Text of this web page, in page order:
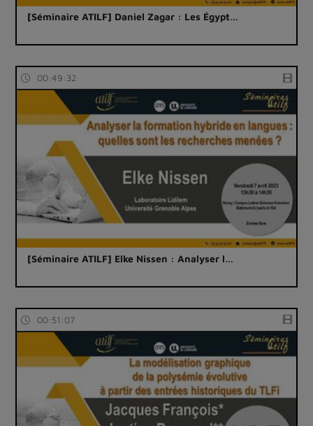
[Séminaire ATILF] Daniel Zagar : Les Égypt…
00:49:32
[Séminaire ATILF] Elke Nissen : Analyser l…
00:51:07